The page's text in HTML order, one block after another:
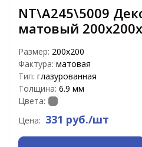
NT\A245\5009
матовый
Размер: 200х200
Фактура: матовая
Тип: глазурованная
Толщина: 6.9 мм
Цвета:
Цена: 331 руб./шт